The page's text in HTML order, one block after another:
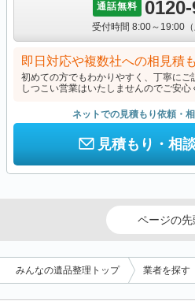
通話無料
受付時間 8:00～19:00（
即日対応や複数社への相見積
初めての方でもわかりやすく、丁寧に
しつこい営業はいたしませんのでご安心
ネットでの見積もり依頼・
見積もり・相
ページの先
みんなの遺品整理トップ 業者を探す